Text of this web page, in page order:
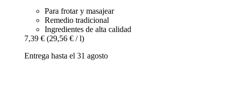
Para frotar y masajear
Remedio tradicional
Ingredientes de alta calidad
7,39 € (29,56 € / l)
Entrega hasta el 31 agosto